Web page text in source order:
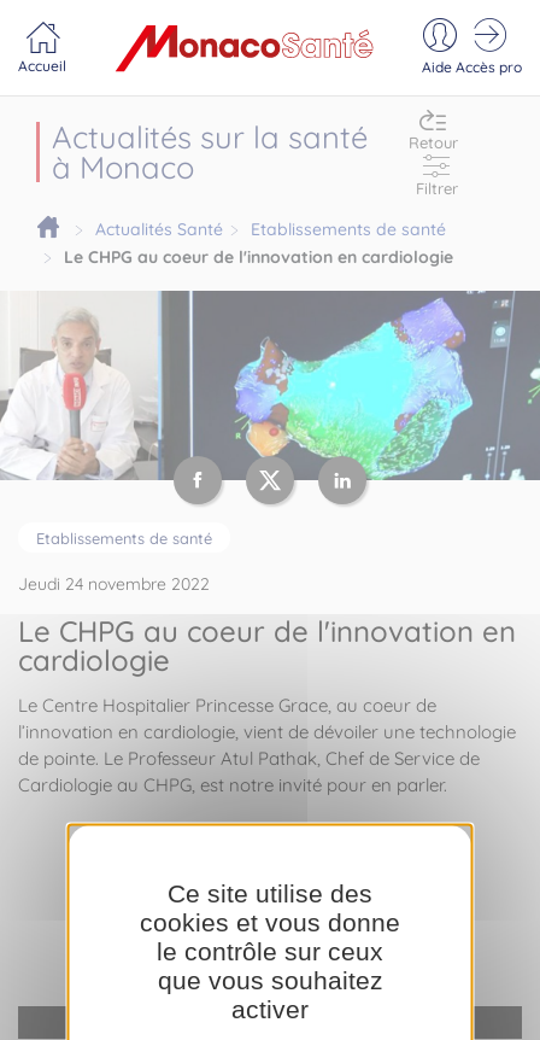
Accueil Aide Accès pro
Actualités sur la santé
à Monaco
Retour
Filtrer
Actualités Santé
Etablissements de santé
Le CHPG au coeur de l'innovation en cardiologie
Etablissements de santé
Jeudi 24 novembre 2022
Le CHPG au coeur de l'innovation en
cardiologie
Le Centre Hospitalier Princesse Grace, au coeur de
l’innovation en cardiologie, vient de dévoiler une technologie
de pointe. Le Professeur Atul Pathak, Chef de Service de
Cardiologie au CHPG, est notre invité pour en parler.
YouTube est désactivé.
Ce site utilise des
cookies et vous donne
le contrôle sur ceux
que vous souhaitez
activer